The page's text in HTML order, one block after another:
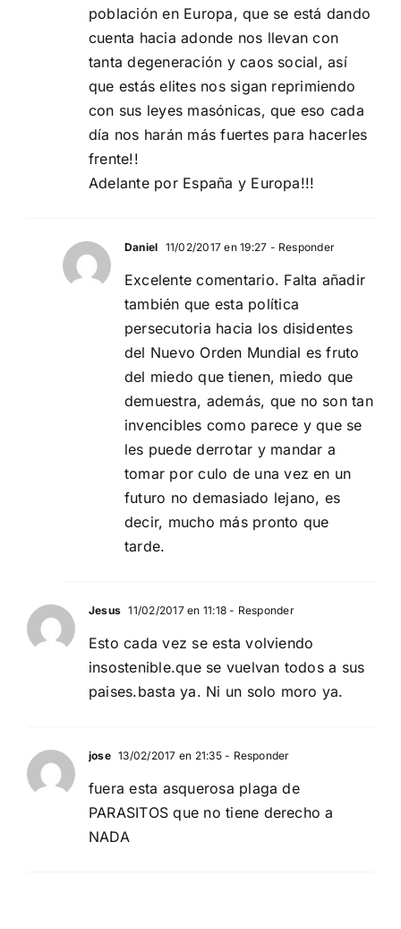
población en Europa, que se está dando
cuenta hacia adonde nos llevan con
tanta degeneración y caos social, así
que estás elites nos sigan reprimiendo
con sus leyes masónicas, que eso cada
día nos harán más fuertes para hacerles
frente!!
Adelante por España y Europa!!!
Daniel 11/02/2017 en 19:27 - Responder
Excelente comentario. Falta añadir
también que esta política
persecutoria hacia los disidentes
del Nuevo Orden Mundial es fruto
del miedo que tienen, miedo que
demuestra, además, que no son tan
invencibles como parece y que se
les puede derrotar y mandar a
tomar por culo de una vez en un
futuro no demasiado lejano, es
decir, mucho más pronto que
tarde.
Jesus 11/02/2017 en 11:18 - Responder
Esto cada vez se esta volviendo
insostenible.que se vuelvan todos a sus
paises.basta ya. Ni un solo moro ya.
jose 13/02/2017 en 21:35- Responder
fuera esta asquerosa plaga de
PARASITOS que no tiene derecho a
NADA